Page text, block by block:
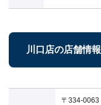
川口店の店舗情報
〒334-0063